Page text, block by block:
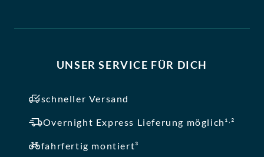
UNSER SERVICE FÜR DICH
schneller Versand
Overnight Express Lieferung möglich¹ ,²
fahrfertig montiert³